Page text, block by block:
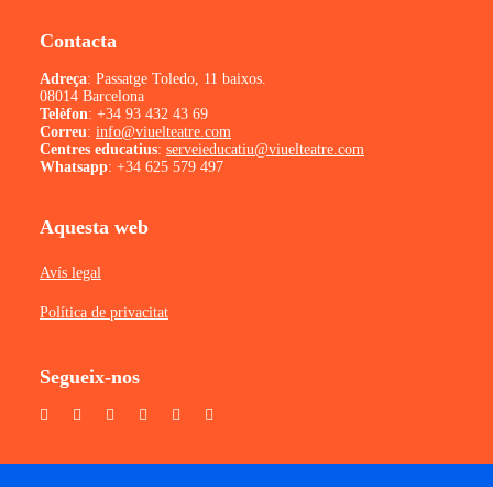
Contacta
Adreça: Passatge Toledo, 11 baixos.
08014 Barcelona
Telèfon: +34 93 432 43 69
Correu: info@viuelteatre.com
Centres educatius: serveieducatiu@viuelteatre.com
Whatsapp: +34 625 579 497
Aquesta web
Avís legal
Política de privacitat
Segueix-nos